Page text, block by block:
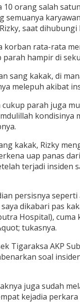
10 orang salah
semuanya
saat dihubungi
korban rata-rata
parah hampir di
sang kakak, di
melepuh akibat
cukup parah juga
kondisinya
kakak, Rizky
uap panas
terjadi insiden
persisnya seperti
dikabari pas
Hospital), cuma
tukasnya.
Tigaraksa AKP
soal
juga sudah
kejadia perkara